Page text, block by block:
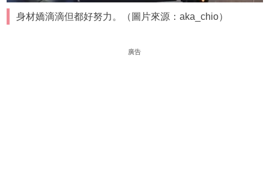
身材嬌滴滴但都好努力。（圖片來源：aka_chio）
廣告